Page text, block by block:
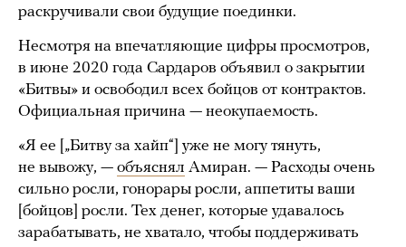
раскручивали свои будущие поединки.
Несмотря на впечатляющие цифры просмотров,
в июне 2020 года Сардаров объявил о закрытии
«Битвы» и освободил всех бойцов от контрактов.
Официальная причина — неокупаемость.
«Я ее [„Битву за хайп“] уже не могу тянуть,
не вывожу, — объяснял Амиран. — Расходы очень
сильно росли, гонорары росли, аппетиты ваши
[бойцов] росли. Тех денег, которые удавалось
зарабатывать, не хватало, чтобы поддерживать